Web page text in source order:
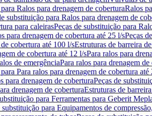
Ralos para drenagem de coberturaRalos
substituição para Ralos para drenagem de
para caleirasPeças de substituição para
para drenagem de cobertura até 25 l/sPeças
cobertura até 100 l/sEstruturas de barreira
de cobertura até 12 l/sPara ralos para
de emergênciaPara ralos para drenagem
Para ralos para drenagem de cobertura até
para drenagem de coberturaPeças de
drenagem de coberturaEstruturas de
para Ferramentas para Geberit
substituição para Equipamentos de